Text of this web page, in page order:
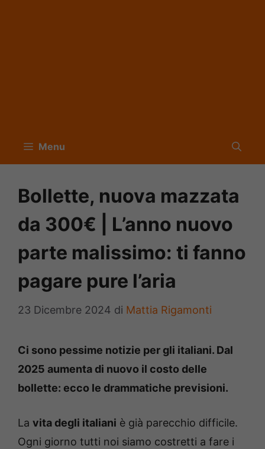
Menu
Bollette, nuova mazzata
da 300€ | L’anno nuovo
parte malissimo: ti fanno
pagare pure l’aria
23 Dicembre 2024 di Mattia Rigamonti
Ci sono pessime notizie per gli italiani. Dal
2025 aumenta di nuovo il costo delle
bollette: ecco le drammatiche previsioni.
La vita degli italiani è già parecchio difficile.
Ogni giorno tutti noi siamo costretti a fare i